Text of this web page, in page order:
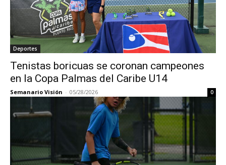
Deportes
Tenistas boricuas se coronan campeones
en la Copa Palmas del Caribe U14
Semanario Visión - 05/28/2026 0